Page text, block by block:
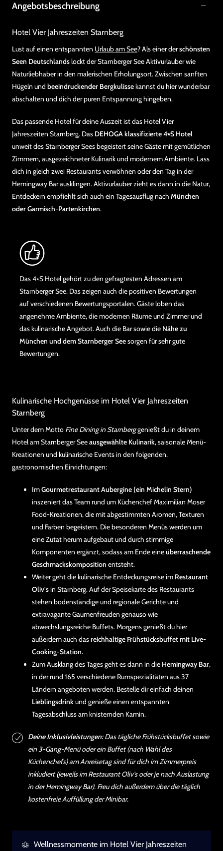
Angebotsbeschreibung
Hotel Vier Jahreszeiten Starnberg
Lust auf einen entspannten Urlaub am See? Als einer derschönsten
Seen Deutschlandslockt der Starnberger See Aktivurlauber wie
Naturliebhaber in den malerischen Erholungsort. Zwischen sanften
Hügeln und beeindruckender Bergkulissekannst du hier wunderbar
abschalten und dich der puren Entspannung hingeben.
Das passende Hotel für deine Auszeit ist das Hotel Vier
Jahreszeiten Starnberg. Das DEHOGA klassifizierte 4⭑S Hotel
unweit des Starnberger Sees begeistert seine Gäste mit gemütlichen
Zimmern, ausgezeichneter Kulinarik und modernem Ambiente. Lass
dich in gleich zwei Restaurants verwöhnen oder den Tag in der
Hemingway Bar ausklingen. Aktivurlauber zieht es dann in die Natur,
Entdeckern empfiehlt sich auch ein Tagesausflug nach München
oder Garmisch-Partenkirchen.
Das 4⭑S Hotel gehört zu den gefragtesten Adressen am
Starnberger See. Das zeigen auch die positiven Bewertungen
auf verschiedenen Bewertungsportalen. Gäste loben das
angenehme Ambiente, die modernen Räume und Zimmer und
das kulinarische Angebot. Auch die Bar sowie die Nähe zu
München und dem Starnberger Seesorgen für sehr gute
Bewertungen.
Kulinarische Hochgenüsse im Hotel Vier Jahreszeiten
Starnberg
Unter dem Motto Fine Dining in Starnberggenießt du in deinem
Hotel am Starnberger Seeausgewählte Kulinarik, saisonale Menü-
Kreationen und kulinarische Events in den folgenden,
gastronomischen Einrichtungen:
ImGourmetrestaurant Aubergine (ein Michelin Stern)
inszeniert das Team rund um Küchenchef Maximilian Moser
Food-Kreationen, die mit abgestimmten Aromen, Texturen
und Farben begeistern. Die besonderen Menüs werden um
eine Zutat herum aufgebaut und durch stimmige
Komponenten ergänzt, sodass am Ende eineüberraschende
Geschmackskomposition entsteht.
Weiter geht die kulinarische Entdeckungsreise im Restaurant
Oliv'sin Starnberg. Auf der Speisekarte des Restaurants
stehen bodenständige und regionale Gerichte und
extravagante Gaumenfreuden genauso wie
abwechslungsreiche Buffets. Morgens genießt du hier
außerdem auch dasreichhaltige Frühstücksbuffet mit Live-
Cooking-Station.
Zum Ausklang des Tages geht es dann in die Hemingway Bar,
in der rund 165 verschiedene Rumspezialitäten aus 37
Ländern angeboten werden. Bestelle dir einfach deinen
Lieblingsdrinkund genieße einen entspannten
Tagesabschluss am knisternden Kamin.
Deine Inklusivleistungen:Das tägliche Frühstücksbuffet sowie
ein 3-Gang-Menü oder ein Buffet (nach Wahl des
Küchenchefs) am Anreisetag sind für dich im Zimmerpreis
inkludiert (jeweils im Restaurant Oliv's oder je nach Auslastung
in der Hemingway Bar). Freu dich außerdem über die täglich
kostenfreie Auffüllung der Minibar.
Wellnessmomente im Hotel Vier Jahreszeiten